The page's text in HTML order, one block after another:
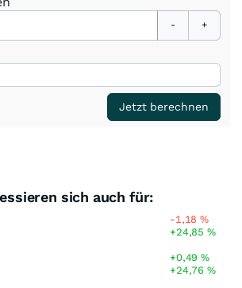
- +
Jetzt berechnen
sich auch für:
-1,18%
+24,85%
+0,49%
+24,76%